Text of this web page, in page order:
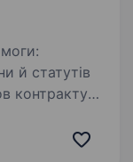
й статутів